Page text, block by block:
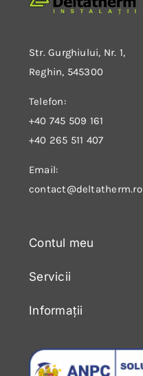
Str. Gurghiului, Nr. 1,
Reghin, 545300
Telefon:
+40 745 509 161
+40 265 511 407
Email:
contact@deltatherm.ro
Contul meu
Servicii
Informații